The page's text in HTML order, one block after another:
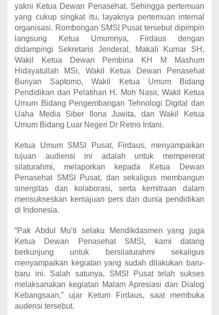
yakni Ketua Dewan Penasehat. Sehingga pertemuan
yang cukup singkat itu, layaknya pertemuan internal
organisasi. Rombongan SMSI Pusat tersebut dipimpin
langsung Ketua Umumnya, Firdaus dengan
didampingi Sekretaris Jenderal, Makali Kumar SH,
Wakil Ketua Dewan Pembina KH M Mashum
Hidayatullah MSi, Wakil Ketua Dewan Penasehat
Bunyan Saptomo, Wakil Ketua Umum Bidang
Pendidikan dan Pelatihan H. Moh Nasir, Wakil Ketua
Umum Bidang Pengembangan Tehnologi Digital dan
Uaha Media Siber Ilona Juwita, dan Wakil Ketua
Umum Bidang Luar Negeri Dr Retno Intani.
Ketua Umum SMSI Pusat, Firdaus, menyampaikan
tujuan audiensi ini adalah untuk mempererat
silaturahmi, melaporkan kepada Ketua Dewan
Penasehat SMSI Pusat, dan sekaligus membangun
sinergitas dan kolaborasi, serta kemitraan dalam
mensukseskan kemajuan pers dan dunia pendidikan
di Indonesia.
“Pak Abdul Mu’ti selaku Mendikdasmen yang juga
Ketua Dewan Penasehat SMSI, kami datang
berkunjung untuk bersilaturahmi sekaligus
menyampaikan kegiatan yang sudah dilakukan baru-
baru ini. Salah satunya, SMSI Pusat telah sukses
melaksanakan kegiatan Malam Apresiasi dan Dialog
Kebangsaan,” ujar Ketum Firdaus, saat membuka
audensi tersebut.